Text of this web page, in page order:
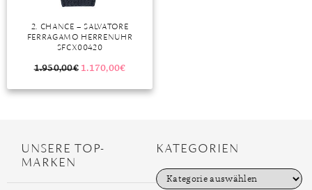
DIOPSID
KARNEOL
UNGLAUBLICH
WINTER
DINNER
2. CHANCE – SALVATORE
FERRAGAMO HERRENUHR
SFCX00420
1.950,00€ 1.170,00€
UNSERE TOP-
MARKEN
KATEGORIEN
K
a